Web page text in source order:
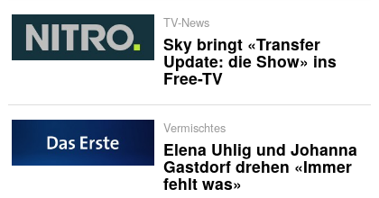
TV-News
Sky bringt «Transfer
Update: die Show» ins
Free-TV
Vermischtes
Elena Uhlig und Johanna
Gastdorf drehen «Immer
fehlt was»